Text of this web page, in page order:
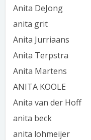
Anita DeJong
anita grit
Anita Jurriaans
Anita Terpstra
Anita Martens
ANITA KOOLE
Anita van der Hoff
anita beck
anita lohmeijer